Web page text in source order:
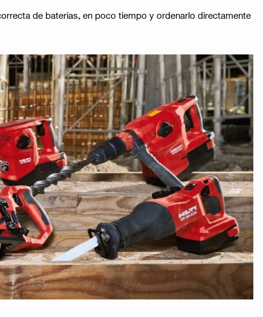
de baterías, en poco tiempo y ordenarlo directamente